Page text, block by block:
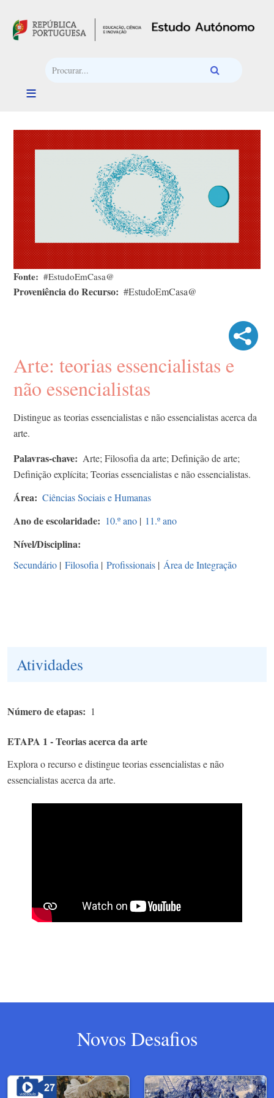
Fonte #EstudoEmCasa@
Proveniência do Recurso #EstudoEmCasa@
Arte: teorias essencialistas e
não essencialistas
Distingue as teorias essencialistas e não essencialistas acerca da
arte.
Palavras-chave
Arte; Filosofia da arte; Definição de arte;
Definição explícita; Teorias essencialistas e não essencialistas.
Área Ciências Sociais e Humanas
Ano de escolaridade 10.º ano | 11.º ano
Nível/Disciplina
Secundário | Filosofia | Profissionais | Área de Integração
Atividades
Número de etapas 1
ETAPA 1 - Teorias acerca da arte
Explora o recurso e distingue teorias essencialistas e não
essencialistas acerca da arte.
Novos Desafios